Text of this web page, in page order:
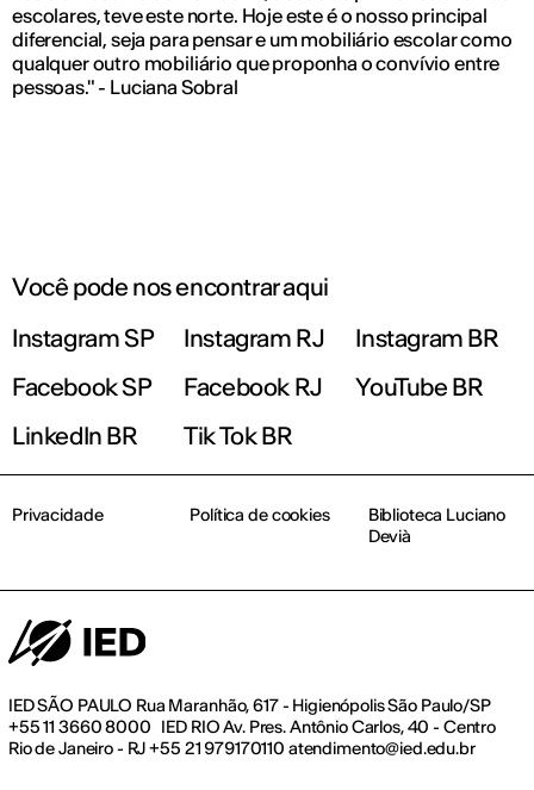
escolares, teve este norte. Hoje este é o nosso principal
diferencial, seja para pensar e um mobiliário escolar como
qualquer outro mobiliário que proponha o convívio entre
pessoas." - Luciana Sobral
Você pode nos encontrar aqui
Instagram SP
Instagram RJ
Instagram BR
Facebook SP
Facebook RJ
YouTube BR
LinkedIn BR
Tik Tok BR
IED SÃO PAULO Rua Maranhão, 617 - Higienópolis São Paulo/SP
+55 11 3660 8000 IED RIO Av. Pres. Antônio Carlos, 40 - Centro
Rio de Janeiro - RJ +55 21 979170110 atendimento@ied.edu.br
Privacidade Política de cookies
Biblioteca Luciano
Devià